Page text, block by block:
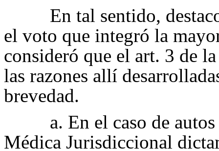
En tal sentido,
el voto que integró la
consideró que el art. 3 de
las razones allí
brevedad.
a. En el caso de
Médica Jurisdiccional